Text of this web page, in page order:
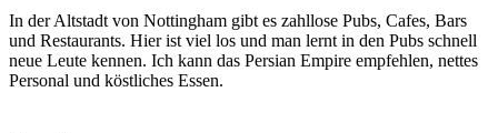
In der Altstadt von Nottingham gibt es zahllose Pubs, Cafes, Bars
und Restaurants. Hier ist viel los und man lernt in den Pubs schnell
neue Leute kennen. Ich kann das Persian Empire empfehlen, nettes
Personal und köstliches Essen.